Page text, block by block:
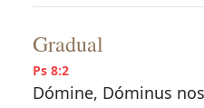
Gradual
Ps 8:2
Dómine, Dóminus